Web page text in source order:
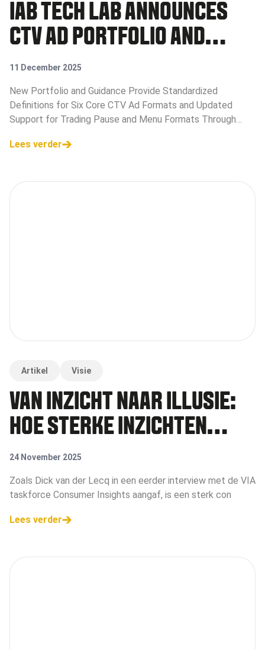
IAB TECH LAB ANNOUNCES
CTV AD PORTFOLIO AND
UPDATED GUIDE TO
PROGRAMMATIC CTV
11 December 2025
New Portfolio and Guidance Provide Standardized
Definitions for Six Core CTV Ad Formats and Updated
Support for Trading Pause and Menu Formats Through
2026</e
Lees verder
Artikel Visie
VAN INZICHT NAAR ILLUSIE:
HOE STERKE INZICHTEN
VERWATEREN IN HET
CAMPAGNEPROCES
24 November 2025
Zoals Dick van der Lecq in een eerder interview met de VIA
taskforce Consumer Insights aangaf, is een sterk con
Lees verder